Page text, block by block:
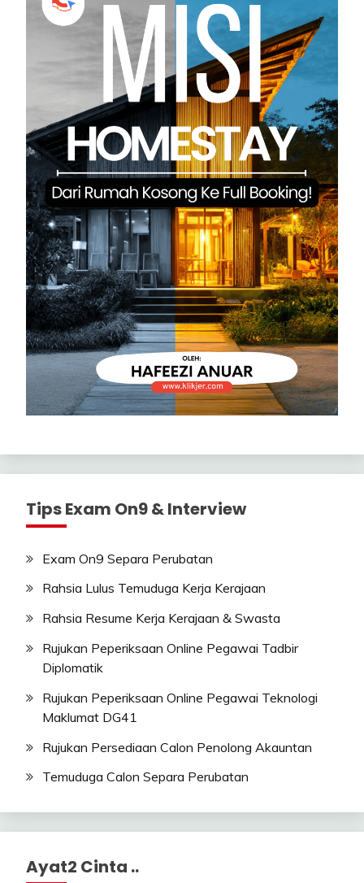
Tips Exam On9 & Interview
Exam On9 Separa Perubatan
Rahsia Lulus Temuduga Kerja Kerajaan
Rahsia Resume Kerja Kerajaan & Swasta
Rujukan Peperiksaan Online Pegawai Tadbir
Diplomatik
Rujukan Peperiksaan Online Pegawai Teknologi
Maklumat DG41
Rujukan Persediaan Calon Penolong Akauntan
Temuduga Calon Separa Perubatan
Ayat2 Cinta ..